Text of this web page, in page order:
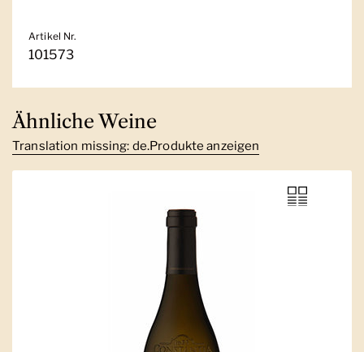
Artikel Nr.
101573
Ähnliche Weine
Translation missing: de.Produkte anzeigen